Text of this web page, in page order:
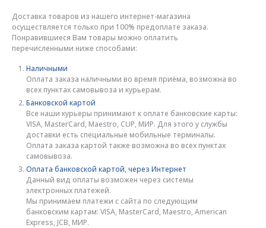
Доставка товаров из нашего интернет-магазина
осуществляется только при 100% предоплате заказа.
Понравившиеся Вам товары можно оплатить
перечисленными ниже способами:
Наличными
Оплата заказа наличными во время приёма, возможна во
всех пунктах самовывоза и курьерам.
Банковской картой
Все наши курьеры принимают к оплате банковские карты:
VISA, MasterCard, Maestro, CUP, МИР. Для этого у службы
доставки есть специальные мобильные терминалы.
Оплата заказа картой также возможна во всех пунктах
самовывоза.
Оплата банковской картой, через Интернет
Данный вид оплаты возможен через системы
электронных платежей.
Мы принимаем платежи с сайта по следующим
банковским картам: VISA, MasterCard, Maestro, American
Express, JCB, МИР.